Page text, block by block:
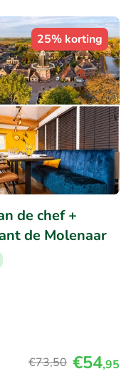
25% korting
de chef +
de Molenaar
€73,50 €54,95